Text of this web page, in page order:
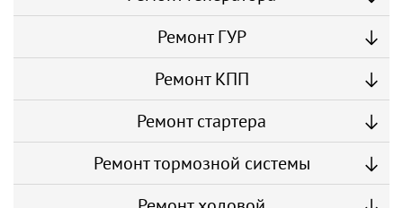
Ремонт ГУР
Ремонт КПП
Ремонт стартера
Ремонт тормозной системы